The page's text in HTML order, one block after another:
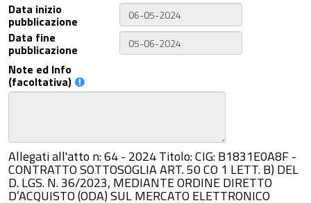
Data inizio
pubblicazione
Data fine
pubblicazione
Note ed Info
(facoltativa)
Allegati all'atto n: 64 - 2024 Titolo: CIG: B1831E0A8F -
CONTRATTO SOTTOSOGLIA ART. 50 CO 1 LETT. B) DEL
D. LGS. N. 36/2023, MEDIANTE ORDINE DIRETTO
D’ACQUISTO (ODA) SUL MERCATO ELETTRONICO